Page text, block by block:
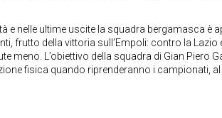
e nelle ultime uscite la squadra bergamasca è
frutto della vittoria sull’Empoli: contro la
meno. L’obiettivo della squadra di Gian Piero
fisica quando riprenderanno i campionati,